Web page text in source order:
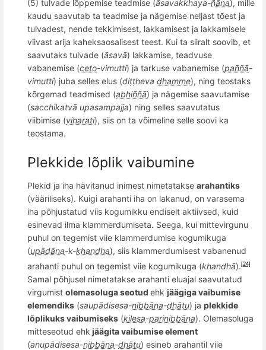
(5) tulvade lõppemise teadmise (āsavakkhaya-ñāṇa), mille
kaudu saavutab ta teadmise ja nägemise neljast tõest ja
tulvadest, nende tekkimisest, lakkamisest ja lakkamisele
viivast arija kaheksaosalisest teest. Kui ta siiralt soovib, et
saavutaks tulvade (āsavā) lakkamise, teadvuse
vabanemise (ceto-vimutti) ja tarkuse vabanemise (paññā-
vimutti) juba selles elus (diṭṭheva dhamme), ning teostaks
kõrgemad teadmised (abhiññā) ja nägemise saavutamise
(sacchikatvā upasampajja) ning selles saavutatus
viibimise (viharati), siis on ta võimeline selle soovi ka
teostama.
Plekkide lõplik vaibumine
Plekid ja iha hävitanud inimest nimetatakse arahantiks
(vääriliseks). Kuigi arahanti iha on lakanud, on varasema
iha põhjustatud viis kogumikku endiselt aktiivsed, kuid
esinevad ilma klammerdumiseta. Seega, kui mittevirgunu
puhul on tegemist viie klammerdumise kogumikuga
(upādāna-k-khandha), siis klammerdumisest vabanenud
arahanti puhul on tegemist viie kogumikuga (khandhā). [24]
Samal põhjusel nimetatakse arahanti eluajal saavutatud
virgumist olemasoluga seotud ehk jäägiga vaibumise
elemendiks (saupādisesa-nibbāna-dhātu) ja plekkide
lõplikuks vaibumiseks (kilesa-parinibbāna). Olemasoluga
mitteseotud ehk jäägita vaibumise element
(anupādisesa-nibbāna-dhātu) esineb arahantil viie